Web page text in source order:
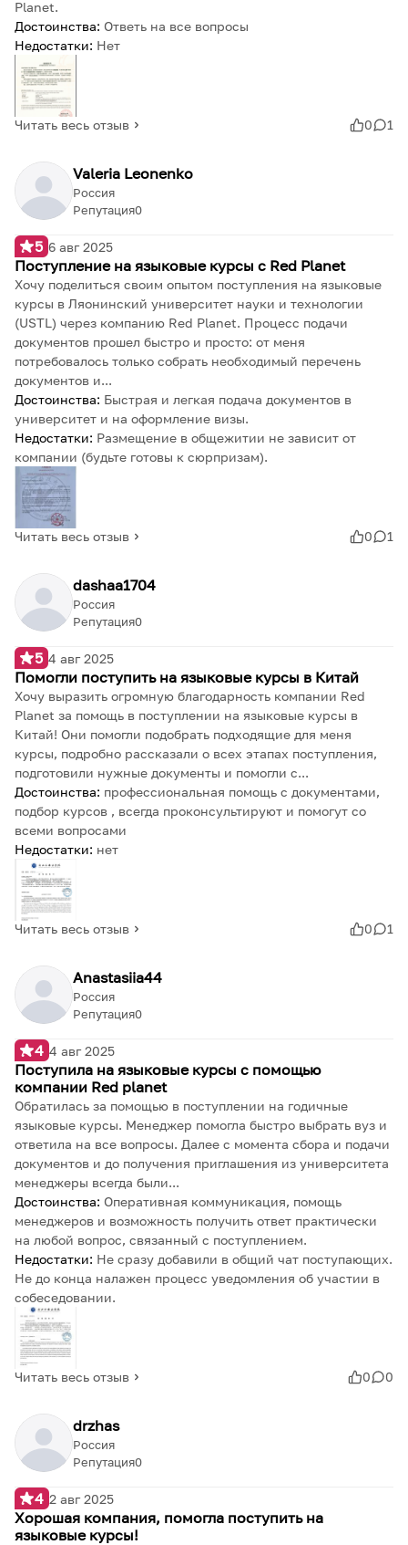
Planet.
Достоинства: Ответь на все вопросы
Недостатки: Нет
Читать весь отзыв 0 1
Valeria Leonenko
Репутация0
Россия
5 6 авг 2025
Поступление на языковые курсы с Red Planet
Хочу поделиться своим опытом поступления на языковые
курсы в Ляонинский университет науки и технологии
(USTL) через компанию Red Planet. Процесс подачи
документов прошел быстро и просто: от меня
потребовалось только собрать необходимый перечень
документов и...
Достоинства: Быстрая и легкая подача документов в
университет и на оформление визы.
Недостатки: Размещение в общежитии не зависит от
компании (будьте готовы к сюрпризам).
Читать весь отзыв 0 1
dashaa1704
Репутация0
Россия
5 4 авг 2025
Помогли поступить на языковые курсы в Китай
Хочу выразить огромную благодарность компании Red
Planet за помощь в поступлении на языковые курсы в
Китай! Они помогли подобрать подходящие для меня
курсы, подробно рассказали о всех этапах поступления,
подготовили нужные документы и помогли с...
Достоинства: профессиональная помощь с документами,
подбор курсов , всегда проконсультируют и помогут со
всеми вопросами
Недостатки: нет
Читать весь отзыв 0 1
Anastasiia44
Репутация0
Россия
4 4 авг 2025
Поступила на языковые курсы с помощью
компании Red planet
Обратилась за помощью в поступлении на годичные
языковые курсы. Менеджер помогла быстро выбрать вуз и
ответила на все вопросы. Далее с момента сбора и подачи
документов и до получения приглашения из университета
менеджеры всегда были...
Достоинства: Оперативная коммуникация, помощь
менеджеров и возможность получить ответ практически
на любой вопрос, связанный с поступлением.
Недостатки: Не сразу добавили в общий чат поступающих.
Не до конца налажен процесс уведомления об участии в
собеседовании.
Читать весь отзыв 0 0
drzhas
Репутация0
Россия
4 2 авг 2025
Хорошая компания, помогла поступить на
языковые курсы!